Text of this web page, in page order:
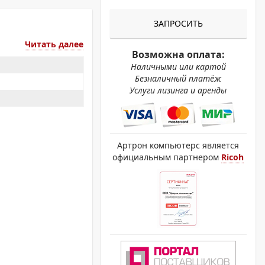
Читать далее
ЗАПРОСИТЬ
Возможна оплата:
Наличными или картой
Безналичный платёж
Услуги лизинга и аренды
Артрон компьютерс является
официальным партнером Ricoh